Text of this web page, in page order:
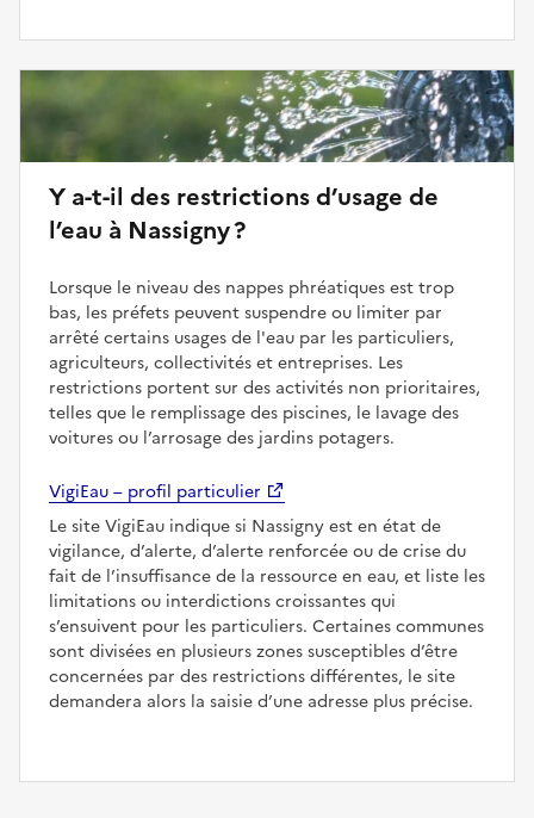
Y a-t-il des restrictions d’usage de
l’eau à Nassigny ?
Lorsque le niveau des nappes phréatiques est trop
bas, les préfets peuvent suspendre ou limiter par
arrêté certains usages de l'eau par les particuliers,
agriculteurs, collectivités et entreprises. Les
restrictions portent sur des activités non prioritaires,
telles que le remplissage des piscines, le lavage des
voitures ou l’arrosage des jardins potagers.
VigiEau – profil particulier
Le site VigiEau indique si Nassigny est en état de
vigilance, d’alerte, d’alerte renforcée ou de crise du
fait de l’insuffisance de la ressource en eau, et liste les
limitations ou interdictions croissantes qui
s’ensuivent pour les particuliers. Certaines communes
sont divisées en plusieurs zones susceptibles d’être
concernées par des restrictions différentes, le site
demandera alors la saisie d’une adresse plus précise.